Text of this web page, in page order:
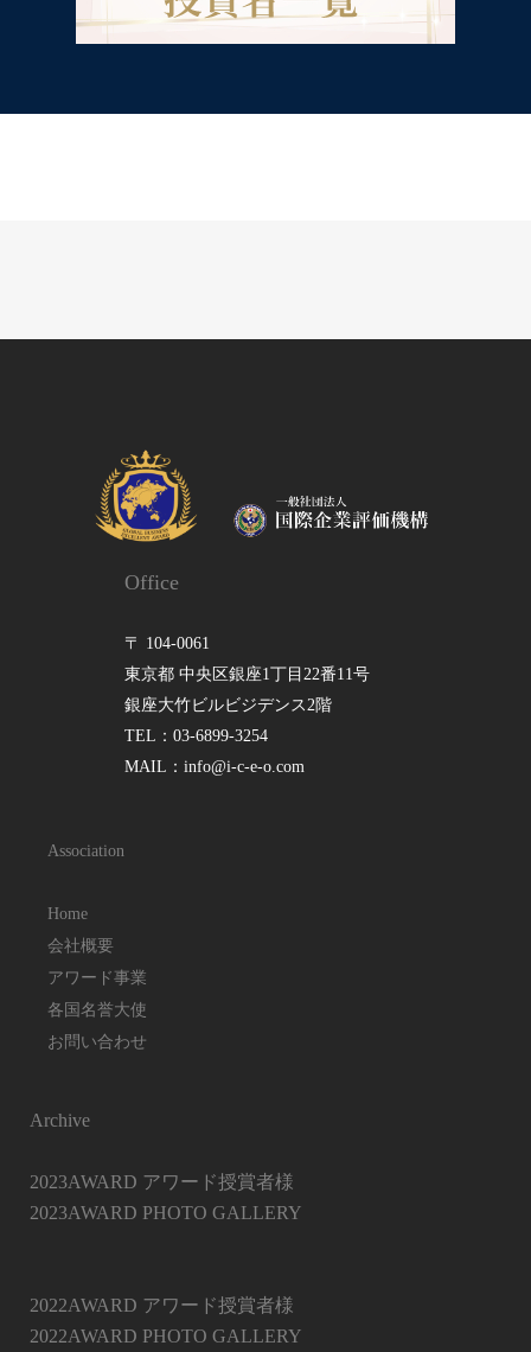
Office
〒 104-0061
東京都 中央区銀座1丁目22番11号
銀座大竹ビルビジデンス2階
TEL：03-6899-3254
MAIL：info@i-c-e-o.com
Association
Home
会社概要
アワード事業
各国名誉大使
お問い合わせ
Archive
2023AWARD アワード授賞者様
2023AWARD PHOTO GALLERY
2022AWARD アワード授賞者様
2022AWARD PHOTO GALLERY